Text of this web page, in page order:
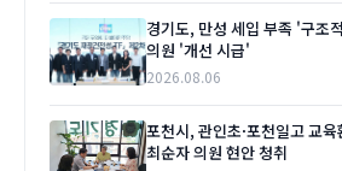
경기도, 만성 세입 부족 '구조
의원 '개선 시급'
2026.08.06
포천시, 관인초·포천일고 교
최순자 의원 현안 청취